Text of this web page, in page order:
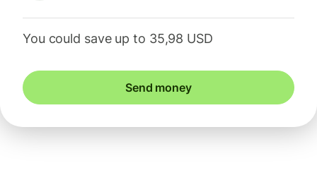
You could save up to 35,98 USD
Send money